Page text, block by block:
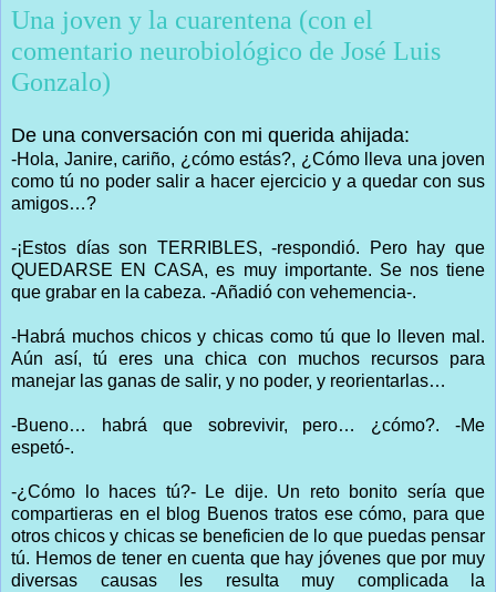
Una joven y la cuarentena (con el
comentario neurobiológico de José Luis
Gonzalo)
De una conversación con mi querida ahijada:
-Hola, Janire, cariño, ¿cómo estás?, ¿Cómo lleva una joven
como tú no poder salir a hacer ejercicio y a quedar con sus
amigos…?
-¡Estos días son TERRIBLES, -respondió. Pero hay que
QUEDARSE EN CASA, es muy importante. Se nos tiene
que grabar en la cabeza. -Añadió con vehemencia-.
-Habrá muchos chicos y chicas como tú que lo lleven mal.
Aún así, tú eres una chica con muchos recursos para
manejar las ganas de salir, y no poder, y reorientarlas…
-Bueno… habrá que sobrevivir, pero… ¿cómo?. -Me
espetó-.
-¿Cómo lo haces tú?- Le dije. Un reto bonito sería que
compartieras en el blog Buenos tratos ese cómo, para que
otros chicos y chicas se beneficien de lo que puedas pensar
tú. Hemos de tener en cuenta que hay jóvenes que por muy
diversas causas les resulta muy complicada la